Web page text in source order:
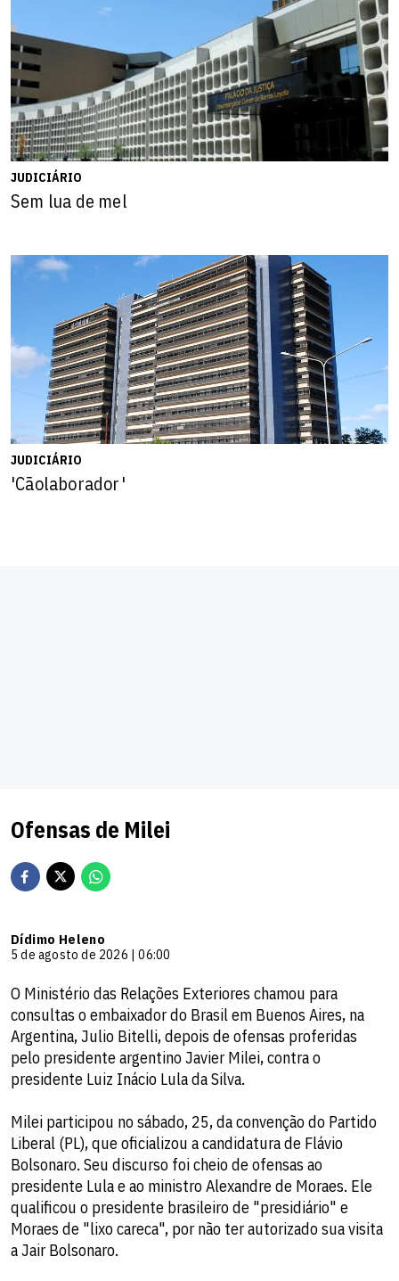
JUDICIÁRIO
Sem lua de mel
JUDICIÁRIO
'Cãolaborador'
Ofensas de Milei
Dídimo Heleno
5 de agosto de 2026 | 06:00
O Ministério das Relações Exteriores chamou para
consultas o embaixador do Brasil em Buenos Aires, na
Argentina, Julio Bitelli, depois de ofensas proferidas
pelo presidente argentino Javier Milei, contra o
presidente Luiz Inácio Lula da Silva.
Milei participou no sábado, 25, da convenção do Partido
Liberal (PL), que oficializou a candidatura de Flávio
Bolsonaro. Seu discurso foi cheio de ofensas ao
presidente Lula e ao ministro Alexandre de Moraes. Ele
qualificou o presidente brasileiro de "presidiário" e
Moraes de "lixo careca", por não ter autorizado sua visita
a Jair Bolsonaro.